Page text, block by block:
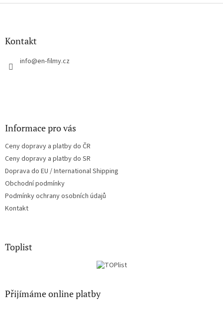
Z
Kontakt
info@en-filmy.cz
Informace pro vás
Ceny dopravy a platby do ČR
Ceny dopravy a platby do SR
Doprava do EU / International Shipping
Obchodní podmínky
Podmínky ochrany osobních údajů
Kontakt
Toplist
Přijímáme online platby